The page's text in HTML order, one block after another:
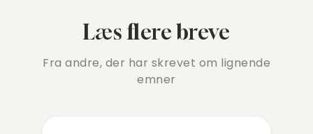
Læs flere breve
Fra andre, der har skrevet om lignende
emner